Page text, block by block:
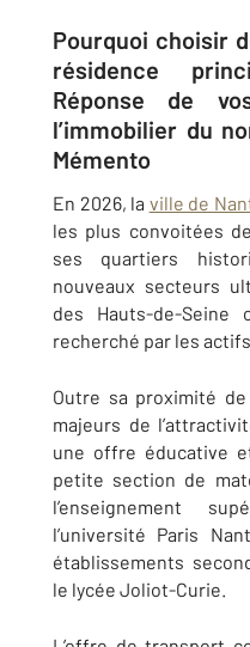
Pourquoi choisir
résidence
Réponse de
l’immobilier du
Mémento
En 2026, la ville de
les plus convoitées
ses quartiers
nouveaux secteurs
des Hauts-de-
recherché par les
Outre sa proximité
majeurs de
une offre éducative
petite section de
l’enseignement
l’université Paris
établissements
le lycée Joliot-Curie.